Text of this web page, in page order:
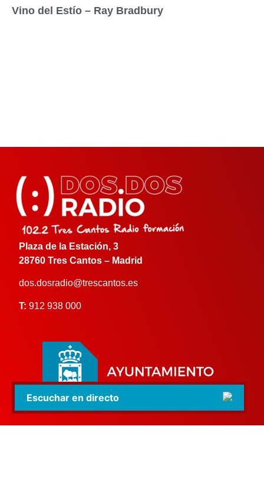
Vino del Estío – Ray Bradbury
Plaza de la Estación, 3
28760 Tres Cantos – Madrid
dos.dosradio@trescantos.es
T: 912 938 000
Escuchar en directo